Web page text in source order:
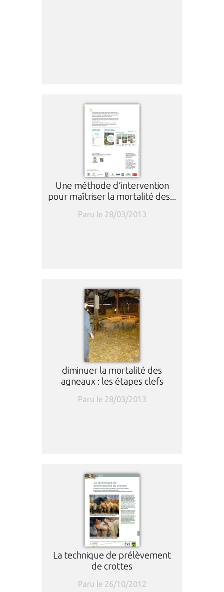
Une méthode d‘intervention
pour maîtriser la mortalité des...
Paru le 28/03/2013
diminuer la mortalité des
agneaux : les étapes clefs
Paru le 28/03/2013
La technique de prélèvement
de crottes
Paru le 26/10/2012